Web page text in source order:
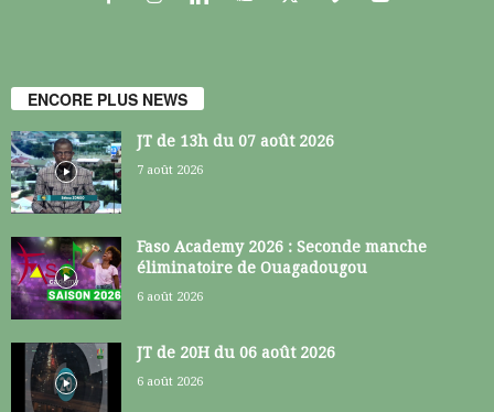
ENCORE PLUS NEWS
JT de 13h du 07 août 2026
7 août 2026
Faso Academy 2026 : Seconde manche
éliminatoire de Ouagadougou
6 août 2026
JT de 20H du 06 août 2026
6 août 2026